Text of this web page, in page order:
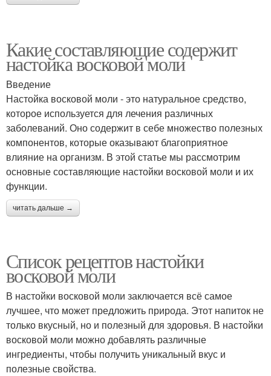
Какие составляющие содержит
настойка восковой моли
Введение
Настойка восковой моли - это натуральное средство,
которое используется для лечения различных
заболеваний. Оно содержит в себе множество полезных
компонентов, которые оказывают благоприятное
влияние на организм. В этой статье мы рассмотрим
основные составляющие настойки восковой моли и их
функции.
читать дальше →
Список рецептов настойки
восковой моли
В настойки восковой моли заключается всё самое
лучшее, что может предложить природа. Этот напиток не
только вкусный, но и полезный для здоровья. В настойки
восковой моли можно добавлять различные
ингредиенты, чтобы получить уникальный вкус и
полезные свойства.